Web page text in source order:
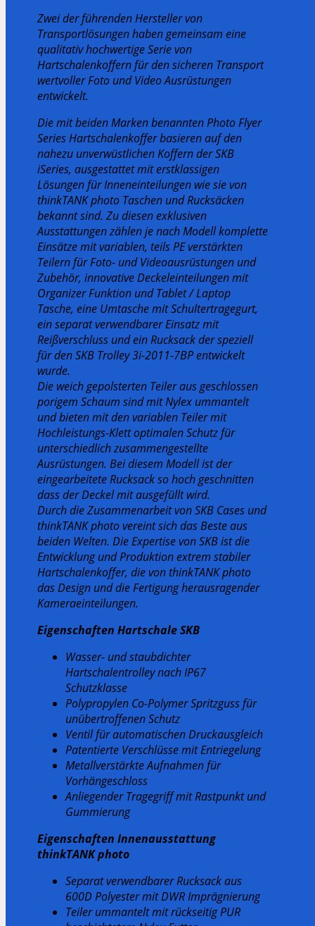
Zwei der führenden Hersteller von
Transportlösungen haben gemeinsam eine
qualitativ hochwertige Serie von
Hartschalenkoffern für den sicheren Transport
wertvoller Foto und Video Ausrüstungen
entwickelt.
Die mit beiden Marken benannten Photo Flyer
Series Hartschalenkoffer basieren auf den
nahezu unverwüstlichen Koffern der SKB
iSeries, ausgestattet mit erstklassigen
Lösungen für Inneneinteilungen wie sie von
thinkTANK photo Taschen und Rucksäcken
bekannt sind. Zu diesen exklusiven
Ausstattungen zählen je nach Modell komplette
Einsätze mit variablen, teils PE verstärkten
Teilern für Foto- und Videoausrüstungen und
Zubehör, innovative Deckeleinteilungen mit
Organizer Funktion und Tablet / Laptop
Tasche, eine Umtasche mit Schultertragegurt,
ein separat verwendbarer Einsatz mit
Reißverschluss und ein Rucksack der speziell
für den SKB Trolley 3i-2011-7BP entwickelt
wurde.
Die weich gepolsterten Teiler aus geschlossen
porigem Schaum sind mit Nylex ummantelt
und bieten mit den variablen Teiler mit
Hochleistungs-Klett optimalen Schutz für
unterschiedlich zusammengestellte
Ausrüstungen. Bei diesem Modell ist der
eingearbeitete Rucksack so hoch geschnitten
dass der Deckel mit ausgefüllt wird.
Durch die Zusammenarbeit von SKB Cases und
thinkTANK photo vereint sich das Beste aus
beiden Welten. Die Expertise von SKB ist die
Entwicklung und Produktion extrem stabiler
Hartschalenkoffer, die von thinkTANK photo
das Design und die Fertigung herausragender
Kameraeinteilungen.
Eigenschaften Hartschale SKB
Wasser- und staubdichter
Hartschalentrolley nach IP67
Schutzklasse
Polypropylen Co-Polymer Spritzguss für
unübertroffenen Schutz
Ventil für automatischen Druckausgleich
Patentierte Verschlüsse mit Entriegelung
Metallverstärkte Aufnahmen für
Vorhängeschloss
Anliegender Tragegriff mit Rastpunkt und
Gummierung
Eigenschaften Innenausstattung
thinkTANK photo
Separat verwendbarer Rucksack aus
600D Polyester mit DWR Imprägnierung
Teiler ummantelt mit rückseitig PUR